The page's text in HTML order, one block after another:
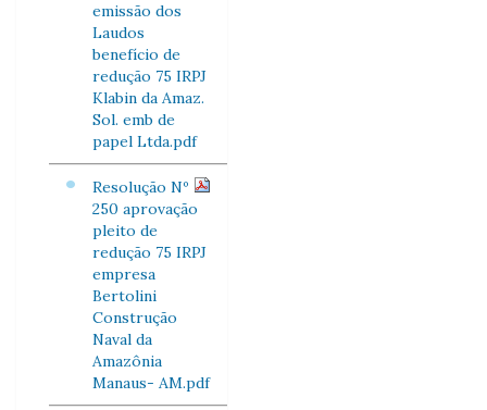
emissão dos
Laudos
benefício de
redução 75 IRPJ
Klabin da Amaz.
Sol. emb de
papel Ltda.pdf
Resolução Nº
250 aprovação
pleito de
redução 75 IRPJ
empresa
Bertolini
Construção
Naval da
Amazônia
Manaus- AM.pdf